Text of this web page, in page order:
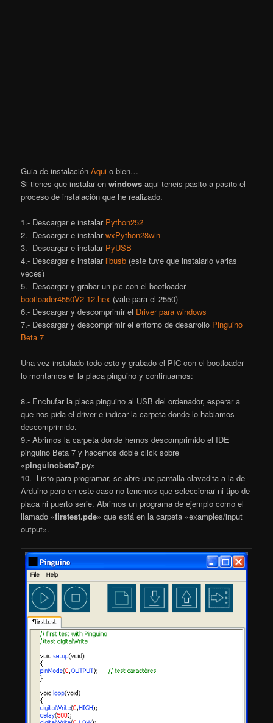
Guia de instalaciónAqui o bien…
Si tienes que instalar enwindows aqui teneis pasito a pasito el
proceso de instalación que he realizado.
1.- Descargar e instalar Python252
2.- Descargar e instalarwxPython28win
3.- Descargar e instalar PyUSB
4.- Descargar e instalarlibusb (este tuve que instalarlo varias
veces)
5.- Descargar y grabar un pic con el bootloader
bootloader4550V2-12.hex (vale para el 2550)
6.- Descargar y descomprimir el Driver para windows
7.- Descargar y descomprimir el entorno de desarrollo Pinguino
Beta 7
Una vez instalado todo esto y grabado el PIC con el bootloader
lo montamos el la placa pinguino y continuamos:
8.- Enchufar la placa pinguino al USB del ordenador, esperar a
que nos pida el driver e indicar la carpeta donde lo habiamos
descomprimido.
9.- Abrimos la carpeta donde hemos descomprimido el IDE
pinguino Beta 7 y hacemos doble click sobre
«pinguinobeta7.py»
10.- Listo para programar, se abre una pantalla clavadita a la de
Arduino pero en este caso no tenemos que seleccionar ni tipo de
placa ni puerto serie. Abrimos un programa de ejemplo como el
llamado «firstest.pde» que está en la carpeta «examples/input
output».